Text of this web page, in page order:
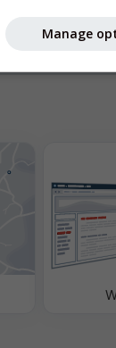
aggiungere i
rimuoverli.
Manage